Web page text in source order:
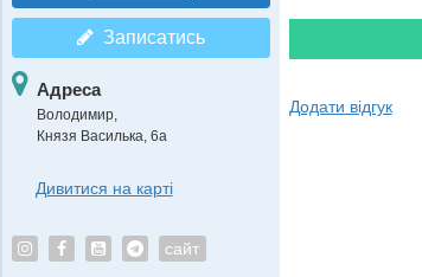
Записатись
Адреса
Володимир,
Князя Василька, 6а
Дивитися на карті
сайт
Додати відгук